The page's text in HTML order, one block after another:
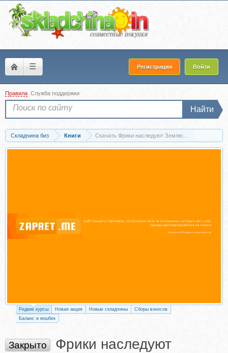
☰ Регистрация Войти
Правила Служба поддержки
Найти
Складчина биз Книги Скачать Фрики наследуют Землю. Бизнес для не
Редкие курсы Новая акция Новые складчины
Сборы взносов
Баланс и кешбек
Закрыто
Фрики наследуют